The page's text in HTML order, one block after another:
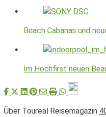
Beach Cabanas und
Im Hochfirst neuen
Über Toureal Reisemagazin